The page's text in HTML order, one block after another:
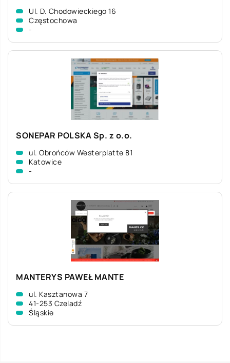
Ul. D. Chodowieckiego 16
Częstochowa
-
SONEPAR POLSKA Sp. z o.o.
ul. Obrońców Westerplatte 81
Katowice
-
MANTERYS PAWEŁ MANTE
ul. Kasztanowa 7
41-253 Czeladź
Śląskie